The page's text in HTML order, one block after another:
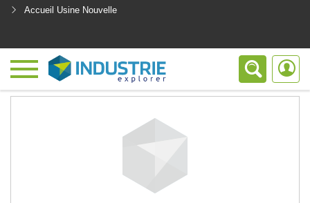
Accueil Usine Nouvelle